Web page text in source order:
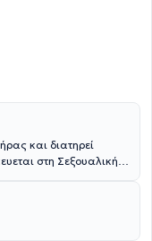
και διατηρεί
στη Σεξουαλική